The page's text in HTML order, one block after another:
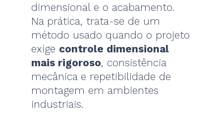
dimensional e o acabamento.
Na prática, trata-se de um
método usado quando o projeto
exige controle dimensional
mais rigoroso, consistência
mecânica e repetibilidade de
montagem em ambientes
industriais.